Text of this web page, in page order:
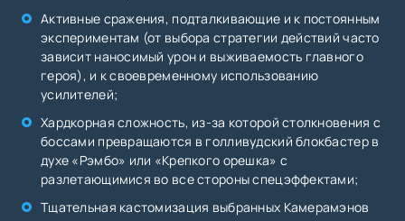
Активные сражения, подталкивающие и к постоянным
экспериментам (от выбора стратегии действий часто
зависит наносимый урон и выживаемость главного
героя), и к своевременному использованию
усилителей;
Хардкорная сложность, из-за которой столкновения с
боссами превращаются в голливудский блокбастер в
духе «Рэмбо» или «Крепкого орешка» с
разлетающимися во все стороны спецэффектами;
Тщательная кастомизация выбранных Камерамэнов